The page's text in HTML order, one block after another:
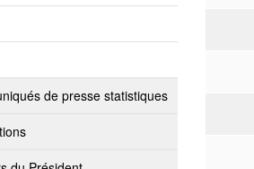
de presse statistiques